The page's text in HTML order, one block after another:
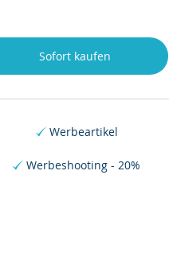
Sofort kaufen
Werbeartikel
Werbeshooting - 20%